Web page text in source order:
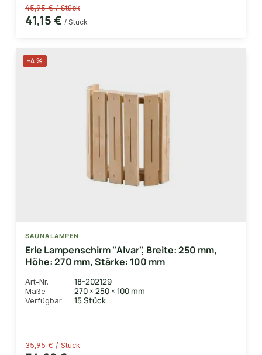
45,95 € / Stück
41,15 € / Stück
−4 %
SAUNALAMPEN
Erle Lampenschirm "Alvar", Breite: 250 mm,
Höhe: 270 mm, Stärke: 100 mm
Art-Nr. 18-202129
Maße 270 × 250 × 100 mm
Verfügbar 15 Stück
35,95 € / Stück